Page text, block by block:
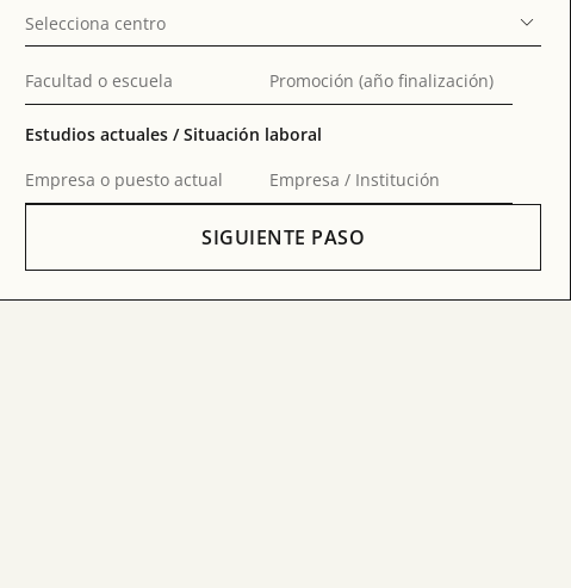
Selecciona centro
Facultad o escuela Promoción (año finalización)
Estudios actuales / Situación laboral
Empresa o puesto actual
Empresa / Institución
SIGUIENTE PASO